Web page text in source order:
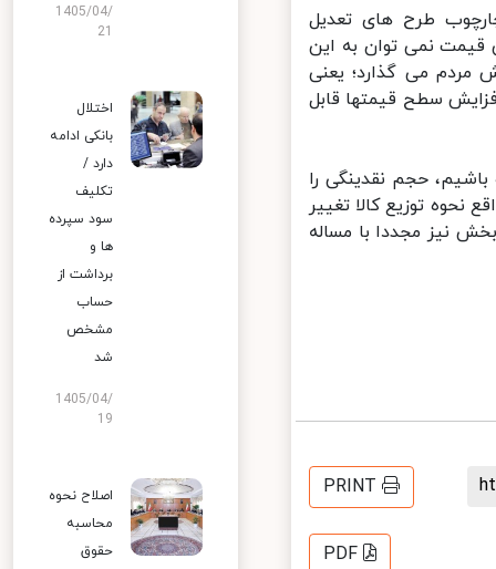
طرح های تعدیل
نمی توان به این
می گذارد؛ یعنی
سطح قیمتها قابل
حجم نقدینگی را
توزیع کالا تغییر
نیز مجددا با مساله
PRINT
PDF
1405/04/
اختلال
بانکی ادامه
دارد /
تکلیف
سود سپرده
ها و
برداشت از
حساب
مشخص
شد
1405/04/
19
اصلاح نحوه
محاسبه
حقوق